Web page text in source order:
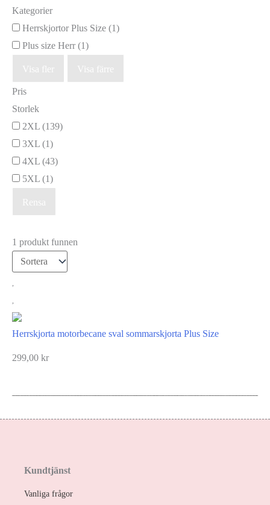
Kategorier
Herrskjortor Plus Size (1)
Plus size Herr (1)
Visa fler Visa färre
Pris
Storlek
2XL (139)
3XL (1)
4XL (43)
5XL (1)
Rensa
1 produkt funnen
Herrskjorta motorbecane sval sommarskjorta Plus Size
299,00 kr
Kundtjänst
Vanliga frågor